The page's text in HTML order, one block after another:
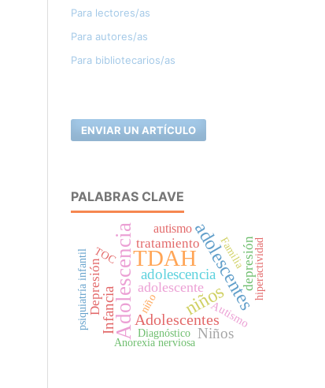
Para lectores/as
Para autores/as
Para bibliotecarios/as
ENVIAR UN ARTÍCULO
PALABRAS CLAVE
TDAH
Adolescencia niños
adolescentes
Adolescentes
Infancia
adolescencia
Niños
adolescente
tratamiento
Depresión depresión
autismo
Autismo
TOC Familia hiperactividad
psiquiatría infantil
Diagnóstico
niño
Anorexia nerviosa